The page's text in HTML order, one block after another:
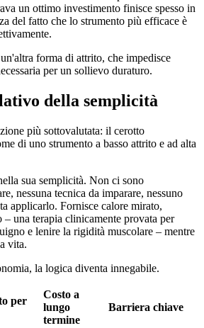
un ottimo investimento finisce spesso in
del fatto che lo strumento più efficace è
forma di attrito, che impedisce
per un sollievo duraturo.
della semplicità
più sottovalutata: il cerotto
di uno strumento a basso attrito e ad alta
sua semplicità. Non ci sono
nessuna tecnica da imparare, nessuno
applicarlo. Fornisce calore mirato,
– una terapia clinicamente provata per
e lenire la rigidità muscolare – mentre
vita.
la logica diventa innegabile.
per
Costo a
lungo
termine
Barriera chiave